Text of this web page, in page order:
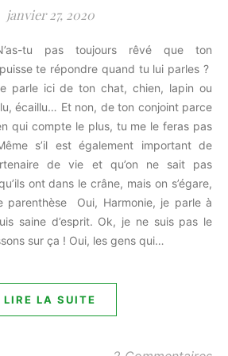
janvier 27, 2020
te répondre quand tu lui parles ?
parle ici de ton chat, chien, lapin ou
écaillu… Et non, de ton conjoint parce
qui compte le plus, tu me le feras pas
s’il est également important de
de vie et qu’on ne sait pas
ont dans le crâne, mais on s’égare,
parenthèse Oui, Harmonie, je parle à
saine d’esprit. Ok, je ne suis pas le
sur ça ! Oui, les gens qui…
LIRE LA SUITE